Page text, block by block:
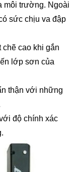
môi trường. Ngoài
sức chịu va đập
cao khi gắn
lớp sơn của
thận với những
độ chính xác